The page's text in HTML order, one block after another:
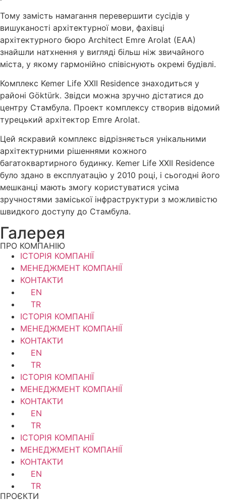
Тому замість намагання перевершити сусідів у
вишуканості архітектурної мови, фахівці
архітектурного бюро Architect Emre Arolat (EAA)
знайшли натхнення у вигляді більш ніж звичайного
міста, у якому гармонійно співіснують окремі будівлі.
Комплекс Kemer Life XXII Residence знаходиться у
районі Göktürk. Звідси можна зручно дістатися до
центру Стамбула. Проект комплексу створив відомий
турецький архітектор Emre Arolat.
Цей яскравий комплекс відрізняється унікальними
архітектурними рішеннями кожного
багатоквартирного будинку. Kemer Life XXII Residence
було здано в експлуатацію у 2010 році, і сьогодні його
мешканці мають змогу користуватися усіма
зручностями заміської інфраструктури з можливістю
швидкого доступу до Стамбула.
Галерея
ПРО КОМПАНІЮ
ІСТОРІЯ КОМПАНІЇ
МЕНЕДЖМЕНТ КОМПАНІЇ
КОНТАКТИ
EN
TR
ІСТОРІЯ КОМПАНІЇ
МЕНЕДЖМЕНТ КОМПАНІЇ
КОНТАКТИ
EN
TR
ІСТОРІЯ КОМПАНІЇ
МЕНЕДЖМЕНТ КОМПАНІЇ
КОНТАКТИ
EN
TR
ІСТОРІЯ КОМПАНІЇ
МЕНЕДЖМЕНТ КОМПАНІЇ
КОНТАКТИ
EN
TR
ПРОЄКТИ